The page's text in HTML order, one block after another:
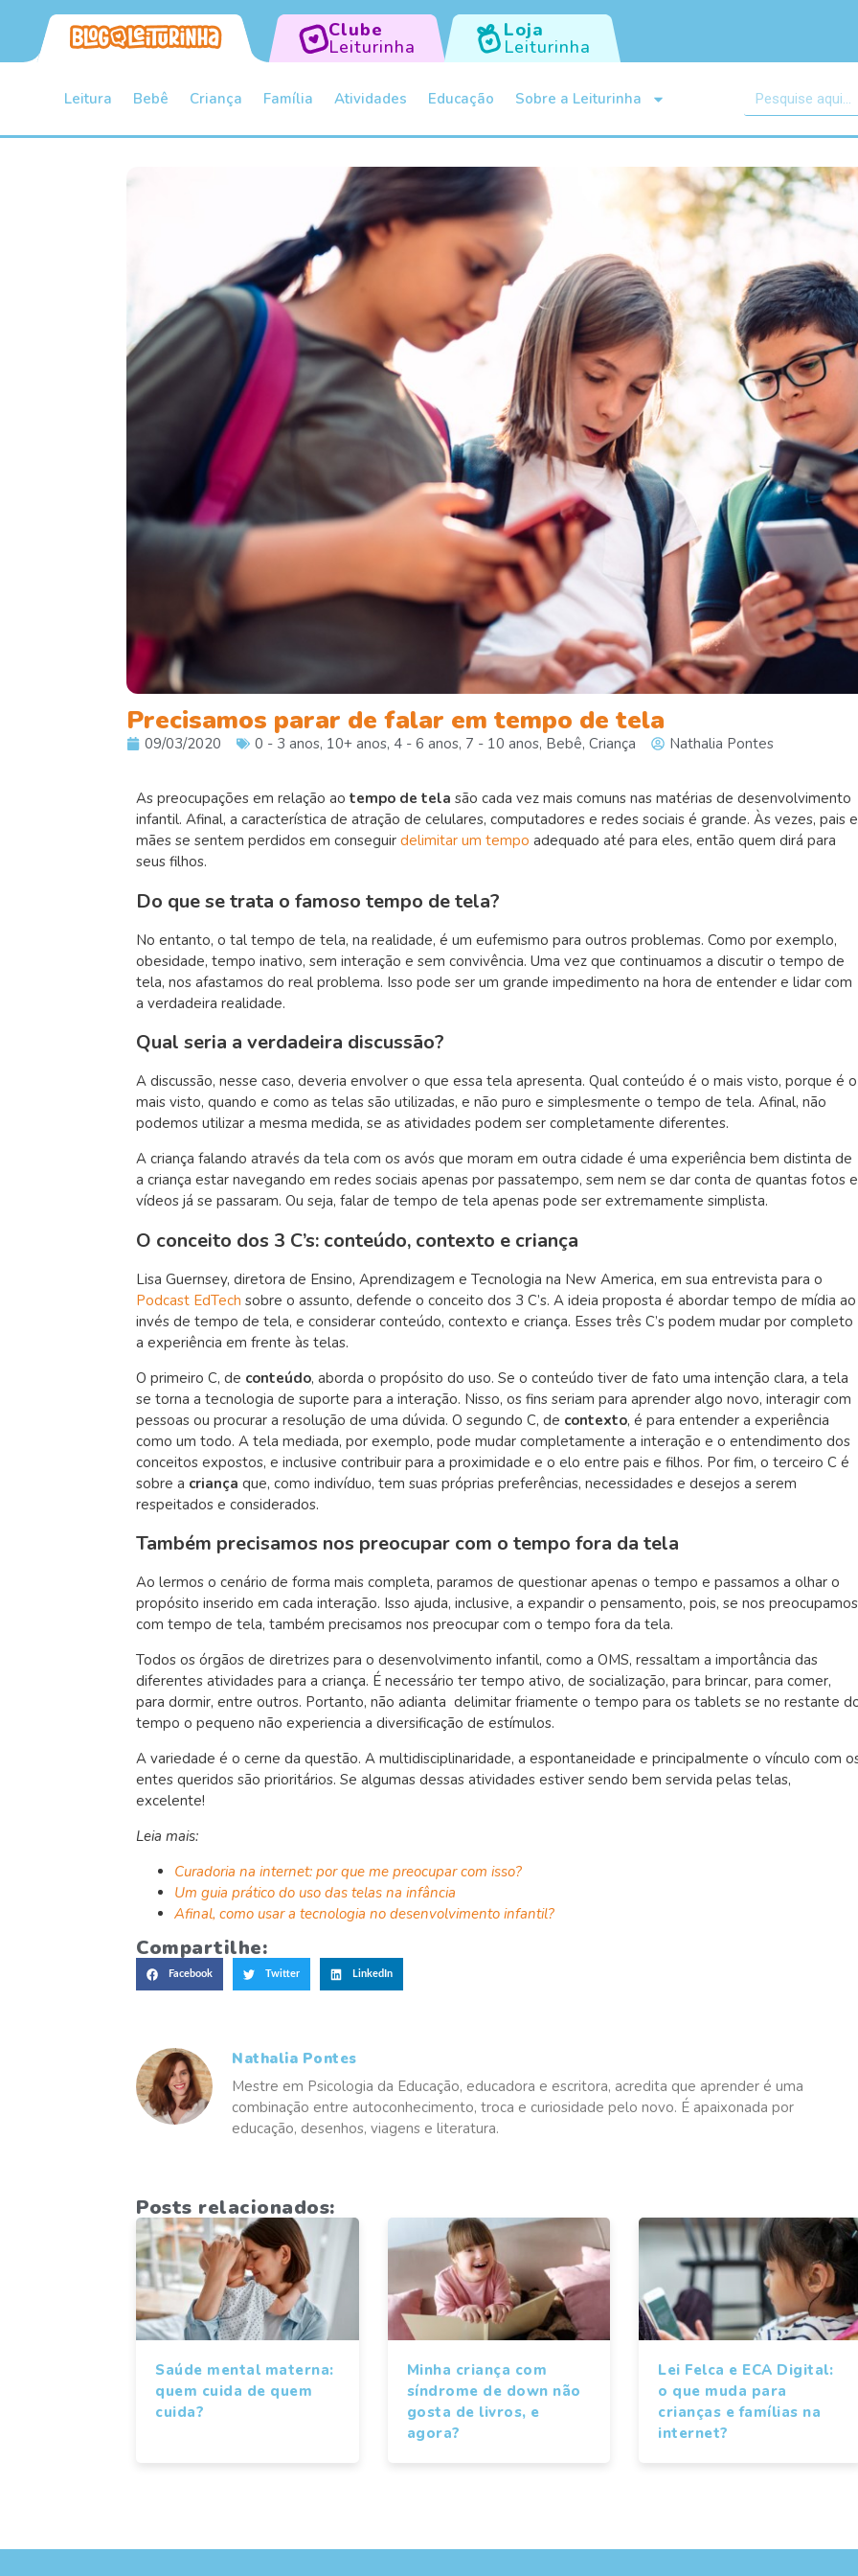
Clube
Leiturinha
Loja
Leiturinha
Leitura Bebê Criança Família Atividades Educação Sobre a Leiturinha
Precisamos parar de falar em tempo de tela
09/03/2020 0 - 3 anos, 10+ anos, 4 - 6 anos, 7 - 10 anos, Bebê, Criança Nathalia Pontes
As preocupações em relação ao tempo de tela são cada vez mais comuns nas matérias de desenvolvimento
infantil. Afinal, a característica de atração de celulares, computadores e redes sociais é grande. Às vezes, pais e
mães se sentem perdidos em conseguir delimitar um tempo adequado até para eles, então quem dirá para
seus filhos.
Do que se trata o famoso tempo de tela?
No entanto, o tal tempo de tela, na realidade, é um eufemismo para outros problemas. Como por exemplo,
obesidade, tempo inativo, sem interação e sem convivência. Uma vez que continuamos a discutir o tempo de
tela, nos afastamos do real problema. Isso pode ser um grande impedimento na hora de entender e lidar com
a verdadeira realidade.
Qual seria a verdadeira discussão?
A discussão, nesse caso, deveria envolver o que essa tela apresenta. Qual conteúdo é o mais visto, porque é o
mais visto, quando e como as telas são utilizadas, e não puro e simplesmente o tempo de tela. Afinal, não
podemos utilizar a mesma medida, se as atividades podem ser completamente diferentes.
A criança falando através da tela com os avós que moram em outra cidade é uma experiência bem distinta de
a criança estar navegando em redes sociais apenas por passatempo, sem nem se dar conta de quantas fotos e
vídeos já se passaram. Ou seja, falar de tempo de tela apenas pode ser extremamente simplista.
O conceito dos 3 C’s: conteúdo, contexto e criança
Lisa Guernsey, diretora de Ensino, Aprendizagem e Tecnologia na New America, em sua entrevista para o
Podcast EdTech sobre o assunto, defende o conceito dos 3 C’s. A ideia proposta é abordar tempo de mídia ao
invés de tempo de tela, e considerar conteúdo, contexto e criança. Esses três C’s podem mudar por completo
a experiência em frente às telas.
O primeiro C, de conteúdo, aborda o propósito do uso. Se o conteúdo tiver de fato uma intenção clara, a tela
se torna a tecnologia de suporte para a interação. Nisso, os fins seriam para aprender algo novo, interagir com
pessoas ou procurar a resolução de uma dúvida. O segundo C, de contexto, é para entender a experiência
como um todo. A tela mediada, por exemplo, pode mudar completamente a interação e o entendimento dos
conceitos expostos, e inclusive contribuir para a proximidade e o elo entre pais e filhos. Por fim, o terceiro C é
sobre a criança que, como indivíduo, tem suas próprias preferências, necessidades e desejos a serem
respeitados e considerados.
Também precisamos nos preocupar com o tempo fora da tela
Ao lermos o cenário de forma mais completa, paramos de questionar apenas o tempo e passamos a olhar o
propósito inserido em cada interação. Isso ajuda, inclusive, a expandir o pensamento, pois, se nos preocupamos
com tempo de tela, também precisamos nos preocupar com o tempo fora da tela.
Todos os órgãos de diretrizes para o desenvolvimento infantil, como a OMS, ressaltam a importância das
diferentes atividades para a criança. É necessário ter tempo ativo, de socialização, para brincar, para comer,
para dormir, entre outros. Portanto, não adianta delimitar friamente o tempo para os tablets se no restante
tempo o pequeno não experiencia a diversificação de estímulos.
A variedade é o cerne da questão. A multidisciplinaridade, a espontaneidade e principalmente o vínculo com
entes queridos são prioritários. Se algumas dessas atividades estiver sendo bem servida pelas telas,
excelente!
Leia mais:
Curadoria na internet: por que me preocupar com isso?
Um guia prático do uso das telas na infância
Afinal, como usar a tecnologia no desenvolvimento infantil?
Compartilhe:
Facebook Twitter LinkedIn
Nathalia Pontes
Mestre em Psicologia da Educação, educadora e escritora, acredita que aprender é uma
combinação entre autoconhecimento, troca e curiosidade pelo novo. É apaixonada por
educação, desenhos, viagens e literatura.
Posts relacionados:
Saúde mental materna:
quem cuida de quem
cuida?
Minha criança com
síndrome de down não
gosta de livros, e
agora?
Lei Felca e ECA Digital:
o que muda para
crianças e famílias na
internet?